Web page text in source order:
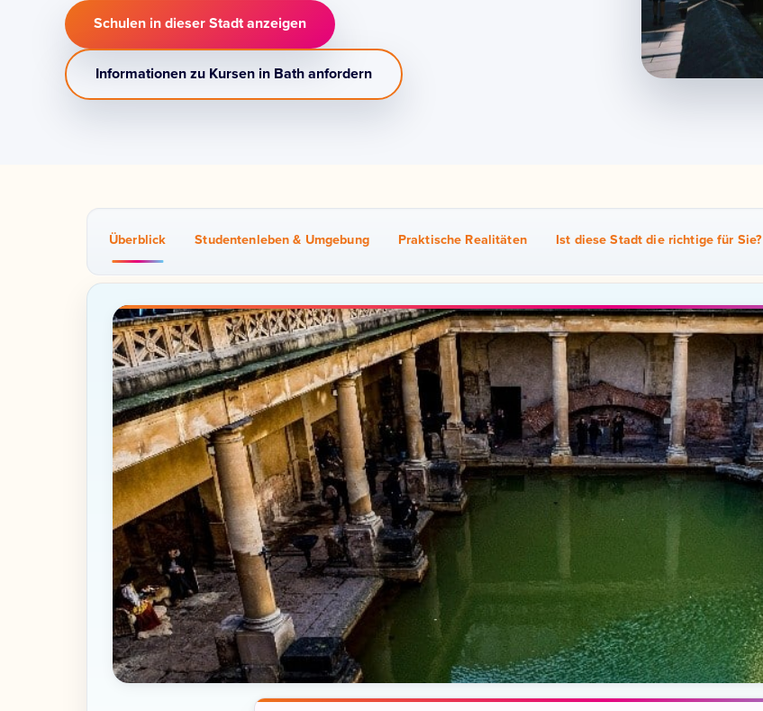
Schulen in dieser Stadt anzeigen
Informationen zu Kursen in Bath anfordern
Überblick Studentenleben & Umgebung Praktische Realitäten Ist diese Stadt die richtige für Sie?